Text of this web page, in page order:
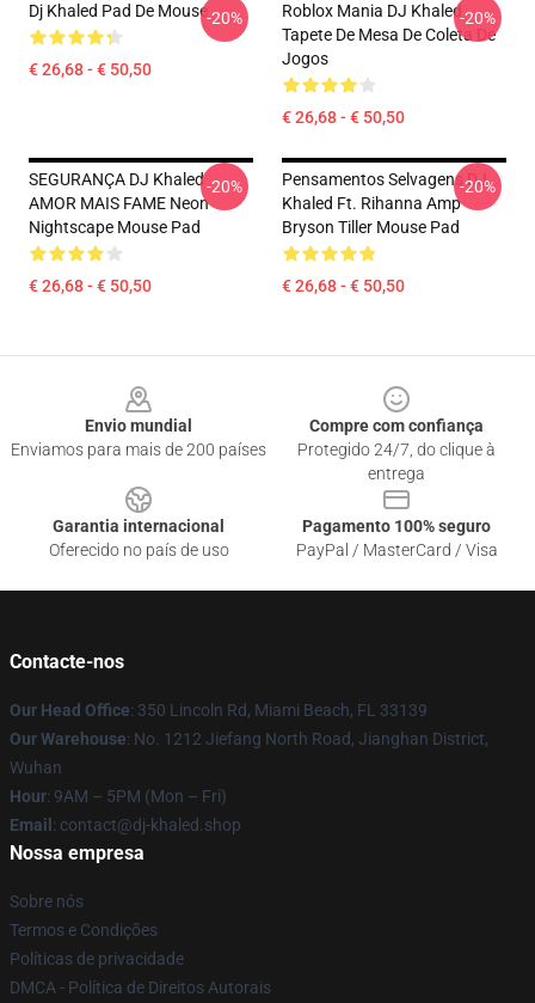
Dj Khaled Pad De Mouse
€ 26,68 - € 50,50
-20%
Roblox Mania DJ Khaled
Tapete De Mesa De Coleta De
Jogos
€ 26,68 - € 50,50
-20%
SEGURANÇA DJ Khaled
AMOR MAIS FAME Neon
Nightscape Mouse Pad
€ 26,68 - € 50,50
-20%
Pensamentos Selvagens DJ
Khaled Ft. Rihanna Amp
Bryson Tiller Mouse Pad
€ 26,68 - € 50,50
-20%
Envio mundial
Enviamos para mais de 200 países
Compre com confiança
Protegido 24/7, do clique à
entrega
Garantia internacional
Oferecido no país de uso
Pagamento 100% seguro
PayPal / MasterCard / Visa
Contacte-nos
Our Head Office: 350 Lincoln Rd, Miami Beach, FL 33139
Our Warehouse: No. 1212 Jiefang North Road, Jianghan District,
Wuhan
Hour: 9AM – 5PM (Mon – Fri)
Email : contact@dj-khaled.shop
Nossa empresa
Sobre nós
Termos e Condições
Políticas de privacidade
DMCA - Política de Direitos Autorais